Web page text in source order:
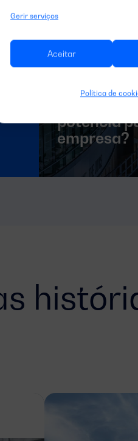
Gerir serviços
Aceitar
Política de
Fevereiro 7, 2026
Vale a
potência
empresa?